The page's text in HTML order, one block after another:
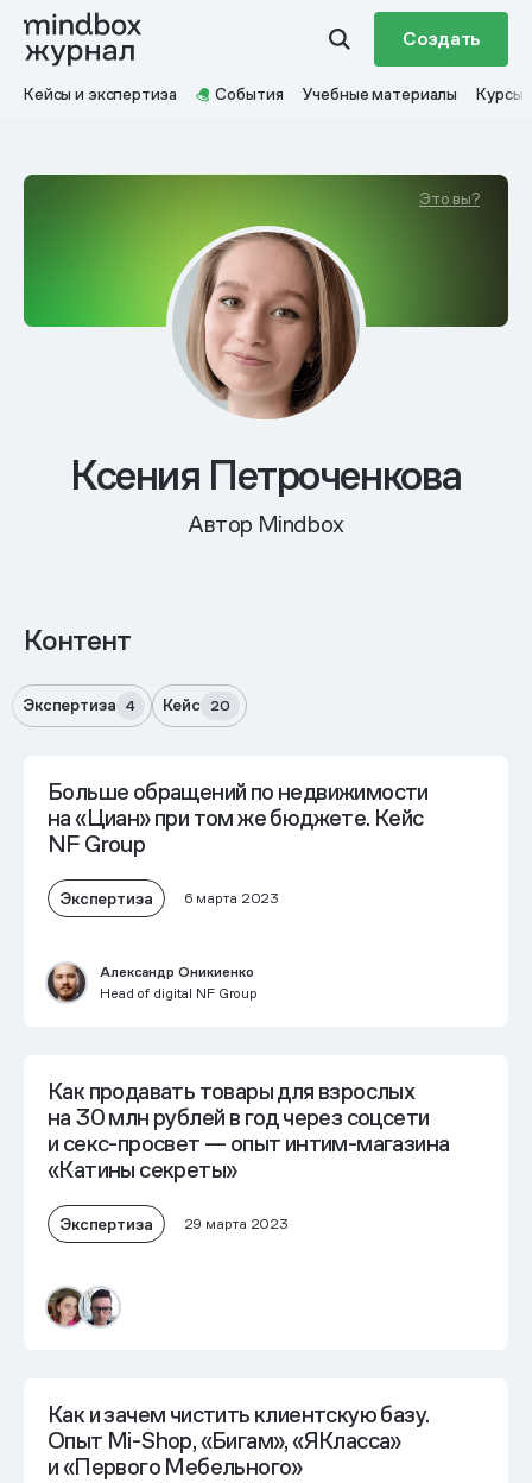
Создать
Кейсы и экспертиза События Учебные материалы Курсы
Это вы?
Ксения Петроченкова
Автор Mindbox
Контент
Экспертиза 4 Кейс 20
Больше обращений по недвижимости
на «Циан» при том же бюджете. Кейс
NF Group
Экспертиза 6 марта 2023
Александр Оникиенко
Head of digital NF Group
Как продавать товары для взрослых
на 30 млн рублей в год через соцсети
и секс-просвет — опыт интим-магазина
«Катины секреты»
Экспертиза 29 марта 2023
Как и зачем чистить клиентскую базу.
Опыт Mi-Shop, «Бигам», «ЯКласса»
и «Первого Мебельного»